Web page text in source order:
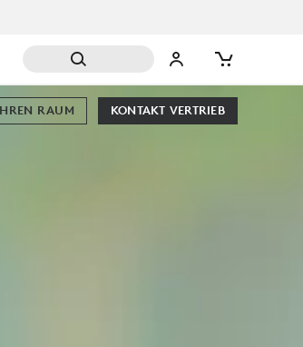
KONTAKT VERTRIEB
RAUM